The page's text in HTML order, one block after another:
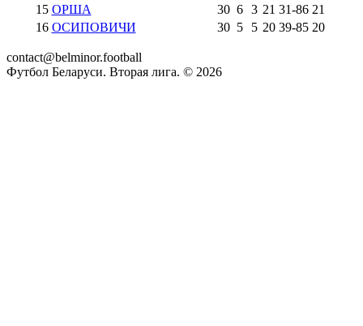
15 ОРША 30 6 3 21 31-86 21
16 ОСИПОВИЧИ 30 5 5 20 39-85 20
contact@belminor.football
Футбол Беларуси. Вторая лига. © 2026